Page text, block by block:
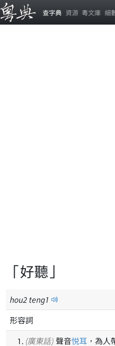
查字典 資源 粵文庫 細
「好聽」
hou2 teng1
形容詞
(廣東話) 聲音悦耳 ，為人